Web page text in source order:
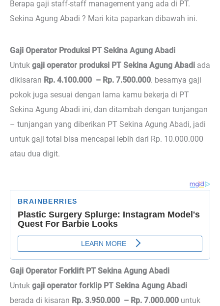
Berapa gaji staff-staff management yang ada di PT.
Sekina Agung Abadi ? Mari kita paparkan dibawah ini.
Gaji Operator Produksi PT Sekina Agung Abadi
Untuk gaji operator produksi PT Sekina Agung Abadi ada
dikisaran Rp. 4.100.000 – Rp. 7.500.000. besarnya gaji
pokok juga sesuai dengan lama kamu bekerja di PT
Sekina Agung Abadi ini, dan ditambah dengan tunjangan
– tunjangan yang diberikan PT Sekina Agung Abadi, jadi
untuk gaji total bisa mencapai lebih dari Rp. 10.000.000
atau dua digit.
Gaji Operator Forklift PT Sekina Agung Abadi
Untuk gaji operator forklip PT Sekina Agung Abadi
berada di kisaran Rp. 3.950.000 – Rp. 7.000.000 untuk